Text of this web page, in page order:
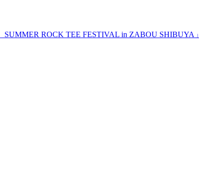
ROCK TEE FESTIVAL in ZABOU SHIBUYA」